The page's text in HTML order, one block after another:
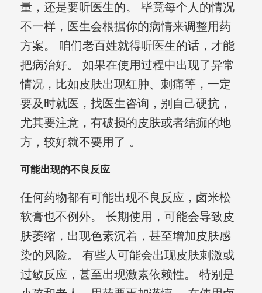
量，还是要听医生的。 毕竟每个人的情况
不一样，医生会根据你的病情来调整用药
方案。 咱们老百姓就得听医生的话，才能
把病治好。 如果在使用过程中出现了异常
情况，比如皮肤出现红肿、刺痛等，一定
要及时就医，找医生咨询，别自己硬抗，
尤其要注意，有破损的皮肤或者结痂的地
方，较好就不要用了 。
可能出现的不良反应
任何药物都有可能出现不良反应，卤米松
软膏也不例外。 长期使用，可能会导致皮
肤萎缩，出现色素沉着，甚至增加皮肤感
染的风险。 有些人可能会出现皮肤刺激或
过敏反应，甚至出现激素依赖性。 特别是